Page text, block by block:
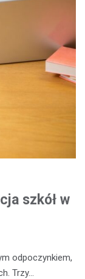
szkół w
odpoczynkiem,
Trzy…